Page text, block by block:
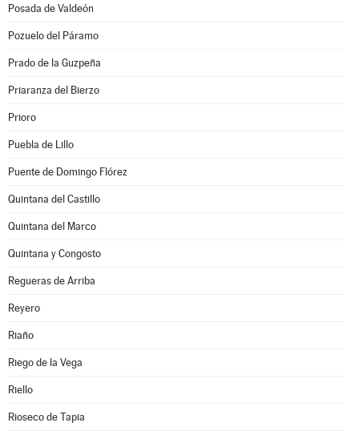
Posada de Valdeón
Pozuelo del Páramo
Prado de la Guzpeña
Priaranza del Bierzo
Prioro
Puebla de Lillo
Puente de Domingo Flórez
Quintana del Castillo
Quintana del Marco
Quintana y Congosto
Regueras de Arriba
Reyero
Riaño
Riego de la Vega
Riello
Rioseco de Tapia